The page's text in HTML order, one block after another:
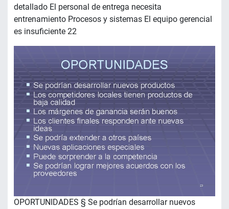
detallado El personal de entrega necesita
entrenamiento Procesos y sistemas El equipo gerencial
es insuficiente 22
OPORTUNIDADES § Se podrían desarrollar nuevos